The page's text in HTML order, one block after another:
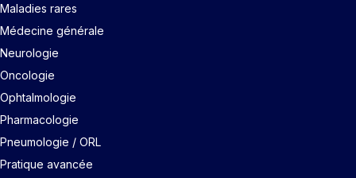
Maladies rares
Médecine générale
Neurologie
Oncologie
Ophtalmologie
Pharmacologie
Pneumologie / ORL
Pratique avancée